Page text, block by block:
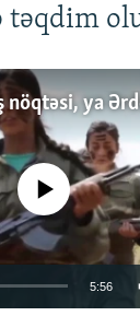
təqdim
currently
5:56